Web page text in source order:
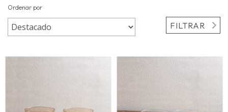
Ordenar por
FILTRAR